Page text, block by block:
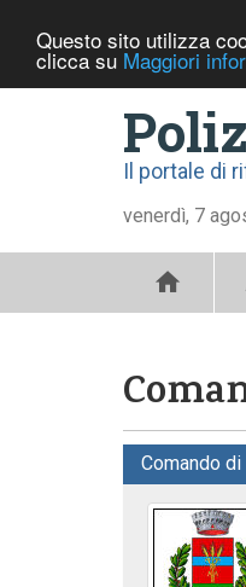
Questo sito utilizza
clicca su Maggiori
Il portale di
venerdì, 7
Comando